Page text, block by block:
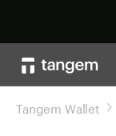
Tangem Wallet